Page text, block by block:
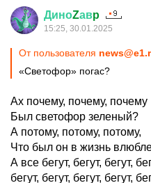
ДиноZавp
15:25, 30.01.2025
От пользователя
«Светофор» погас?
Ах почему, почему, почему
Был светофор зеленый?
А потому, потому, потому,
Что был он в жизнь
А все бегут, бегут, бегут,
бегут, бегут, бегут, бегут,